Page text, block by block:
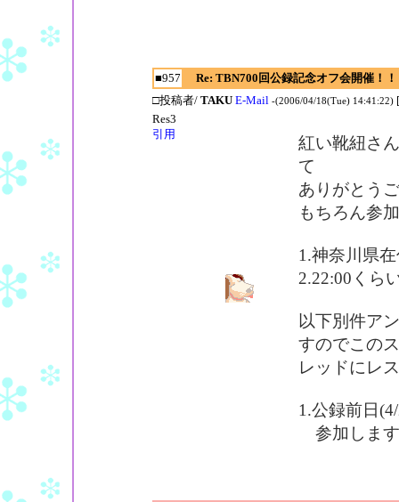
■957 Re: TBN700回公録記念オフ会開催！！
□投稿者/ TAKU E-Mail -(2006/04/18(Tue) 14:41:22)
Res3
引用
紅い靴紐さ
て
ありがとう
もちろん参
1.神奈川県
2.22:00くら
以下別件ア
すのでこのス
レッドにレ
1.公録前日
参加します